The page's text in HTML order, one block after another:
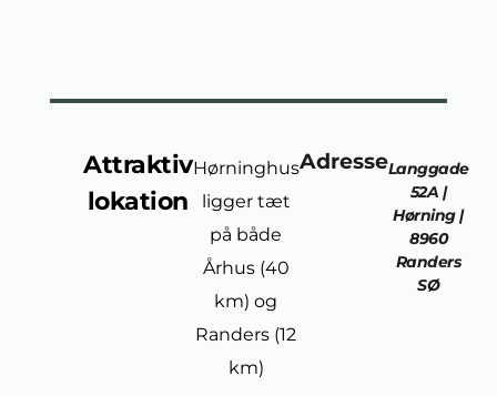
Attraktiv
lokation
Hørninghus
ligger tæt
på både
Århus (40
km) og
Randers (12
km)
AdresseLanggade
52A |
Hørning |
8960
Randers
SØ